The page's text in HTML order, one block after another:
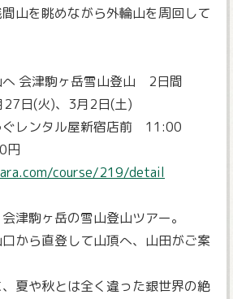
山を眺めながら外輪山を周回して
会津駒ヶ岳雪山登山 2日間
日(火)、3月2日(土)
ぐレンタル屋新宿店前 11:00
円
course/219/detail
津駒ヶ岳の雪山登山ツアー。
から直登して山頂へ、山田がご案
夏や秋とは全く違った銀世界の絶